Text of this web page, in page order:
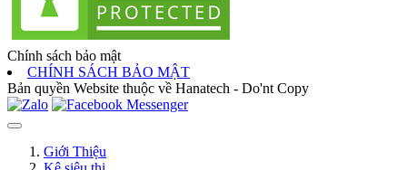
Chính sách bảo mật
CHÍNH SÁCH BẢO MẬT
Bản quyền Website thuộc về Hanatech - Do'nt Copy
Giới Thiệu